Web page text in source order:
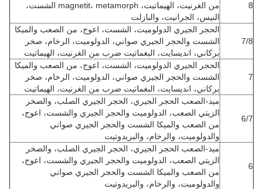
8
من الغرنيت، الهيماتيت، magnetit، metamorph الشست،
النيس، الجرانيت، والبازلت
7/8
الحجر الجيري الدولوميت، الشست، اعوج، من الصعب والميكا
الشست والحجر الجيري صواني، الدولوميت، الرخام، صخر
بركاني، انديسايت، البغماتيت ضرب من الغرنيت، الهيماتيت
7
الحجر الجيري الدولوميت، الشست، اعوج، من الصعب والميكا
الشست والحجر الجيري صواني، الدولوميت، الرخام، صخر
بركاني، انديسايت، البغماتيت ضرب من الغرنيت، الهيماتيت
6/7
ميد-الصعب الحجر الجيري، الحجر الجيري الصلب، والصخر
الزيتي الصعب، الدولوميت والحجر الجيري والشست، اعوج،
من الصعب والميكا الشست والحجر الجيري صواني
والدولوميت، والرخام، والبريدوتيت
6
ميد-الصعب الحجر الجيري، الحجر الجيري الصلب، والصخر
الزيتي الصعب، الدولوميت والحجر الجيري والشست، اعوج،
من الصعب والميكا الشست والحجر الجيري صواني
والدولوميت، والرخام، والبريدوتيت